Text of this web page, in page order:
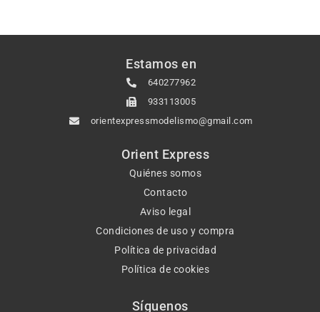
Estamos en
640277962
933113005
orientexpressmodelismo@gmail.com
Orient Express
Quiénes somos
Contacto
Aviso legal
Condiciones de uso y compra
Política de privacidad
Política de cookies
Síguenos